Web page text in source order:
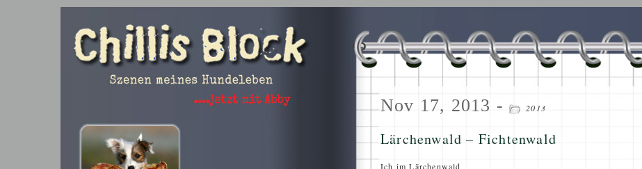
Nov 17, 2013 - 2013
Lärchenwald – Fichtenwald
Ich im Lärchenwald